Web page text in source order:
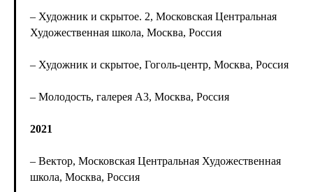
– Художник и скрытое. 2, Московская Центральная
Художественная школа, Москва, Россия
– Художник и скрытое, Гоголь-центр, Москва, Россия
– Молодость, галерея А3, Москва, Россия
2021
– Вектор, Московская Центральная Художественная
школа, Москва, Россия